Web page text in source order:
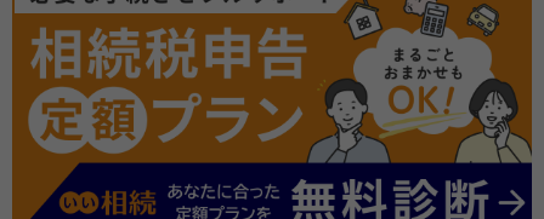
ります。 相続人からお話を伺い分かりやすい説明、ご理
解を確認しながら進めさせて頂きます。 特に、相続の財
産評価、特に不動産の評価におきましてはかなり高度な
知識と経験が必要となります。 長年国税事務に携わっ
てきた実績を生かし高い水準の結果が得られるよう努
めております。 優れた司法書士、税理士との連携のよる
適切な処理の実績もあります。
所属団体：関東信越税理士会